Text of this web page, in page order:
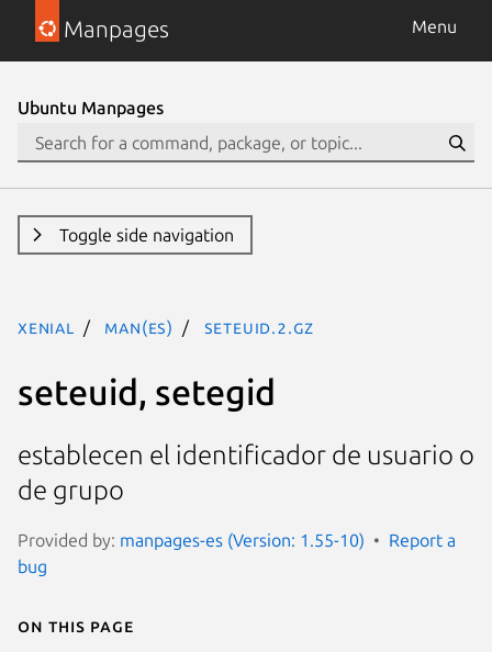
Manpages Menu
Ubuntu Manpages
Toggle side navigation
xenial man(es) seteuid.2.gz
seteuid, setegid
establecen el identificador de usuario o
de grupo
Provided by: manpages-es (Version: 1.55-10)
Report a
bug
On this page